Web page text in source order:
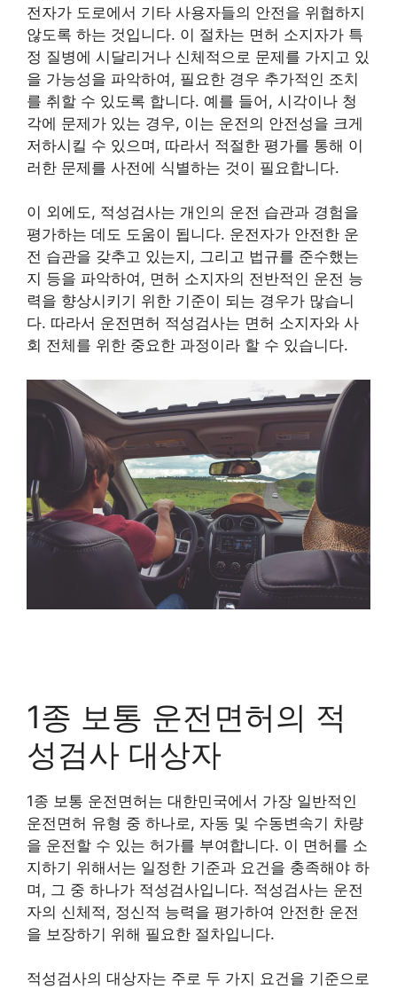
전자가 도로에서 기타 사용자들의 안전을 위협하지
않도록 하는 것입니다. 이 절차는 면허 소지자가 특
정 질병에 시달리거나 신체적으로 문제를 가지고 있
을 가능성을 파악하여, 필요한 경우 추가적인 조치
를 취할 수 있도록 합니다. 예를 들어, 시각이나 청
각에 문제가 있는 경우, 이는 운전의 안전성을 크게
저하시킬 수 있으며, 따라서 적절한 평가를 통해 이
러한 문제를 사전에 식별하는 것이 필요합니다.
이 외에도, 적성검사는 개인의 운전 습관과 경험을
평가하는 데도 도움이 됩니다. 운전자가 안전한 운
전 습관을 갖추고 있는지, 그리고 법규를 준수했는
지 등을 파악하여, 면허 소지자의 전반적인 운전 능
력을 향상시키기 위한 기준이 되는 경우가 많습니
다. 따라서 운전면허 적성검사는 면허 소지자와 사
회 전체를 위한 중요한 과정이라 할 수 있습니다.
1종 보통 운전면허의 적
성검사 대상자
1종 보통 운전면허는 대한민국에서 가장 일반적인
운전면허 유형 중 하나로, 자동 및 수동변속기 차량
을 운전할 수 있는 허가를 부여합니다. 이 면허를 소
지하기 위해서는 일정한 기준과 요건을 충족해야 하
며, 그 중 하나가 적성검사입니다. 적성검사는 운전
자의 신체적, 정신적 능력을 평가하여 안전한 운전
을 보장하기 위해 필요한 절차입니다.
적성검사의 대상자는 주로 두 가지 요건을 기준으로